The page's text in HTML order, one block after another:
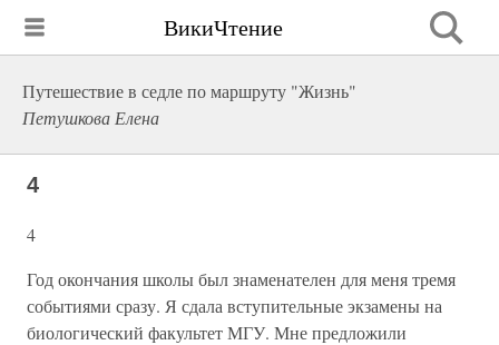
ВикиЧтение
Путешествие в седле по маршруту "Жизнь"
Петушкова Елена
4
4
Год окончания школы был знаменателен для меня тремя
событиями сразу. Я сдала вступительные экзамены на
биологический факультет МГУ. Мне предложили